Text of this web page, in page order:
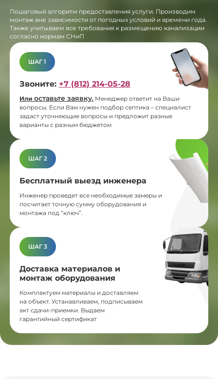
Пошаговый алгоритм предоставления услуги. Производим
монтаж вне зависимости от погодных условий и времени года.
Также учитываем все требования к размещению канализации
согласно нормам СНиП
ШАГ 1
Звоните: +7 (812) 214-05-28
Или оставьте заявку. Менеджер ответит на Ваши
вопросы. Если Вам нужен подбор септика – специалист
задаст уточняющие вопросы и предложит разные
варианты с разным бюджетом
ШАГ 2
Бесплатный выезд инженера
Инженер проведет все необходимые замеры и
посчитает точную сумму оборудования и
монтажа под “ключ”.
ШАГ 3
Доставка материалов и
монтаж оборудования
Комплектуем материалы и доставляем
на объект. Устанавливаем, подписываем
акт сдачи-приемки. Выдаем
гарантийный сертификат